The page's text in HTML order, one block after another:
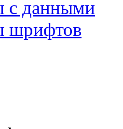
с данными
шрифтов